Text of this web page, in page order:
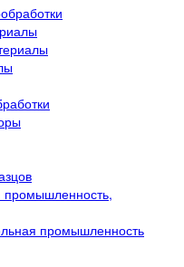
промышленность,
промышленность